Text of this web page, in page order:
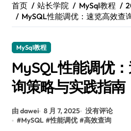
首页 站长学院 MySql教程
MySQL性能调优：速览高效查
MySql教程
MySQL性能调优
询策略与实践指南
由 dawei 8 月 7, 2025 没有评论
#MySQL #性能调优 #高效查询